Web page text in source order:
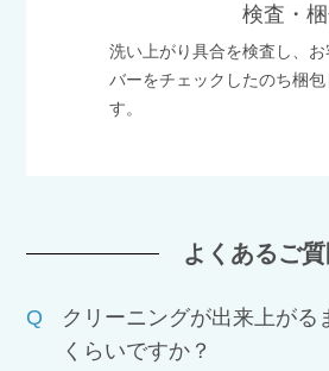
検査・
洗い上がり具合を検査し、
バーをチェックしたのち梱
す。
よくあるご質
Q
クリーニングが出来上がる
くらいですか？